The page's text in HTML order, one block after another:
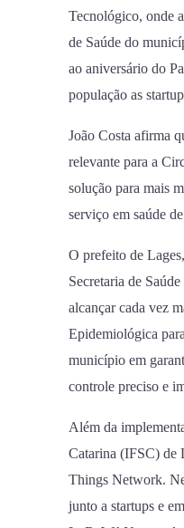
Tecnológico, onde
de Saúde do
ao aniversário do
população as
João Costa afirma
relevante para a
solução para mais
serviço em saúde
O prefeito de
Secretaria de
alcançar cada vez
Epidemiológica
município em
controle preciso e
Além da
Catarina (IFSC) de
Things Network.
junto a startups e